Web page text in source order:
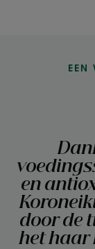
EEN
en
door de
het haar